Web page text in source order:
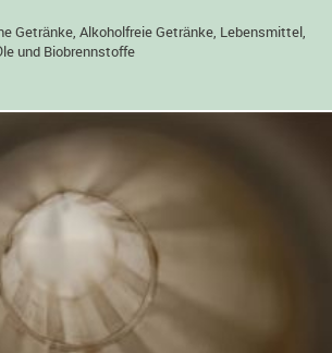
Getränke, Alkoholfreie Getränke, Lebensmittel,
und Biobrennstoffe